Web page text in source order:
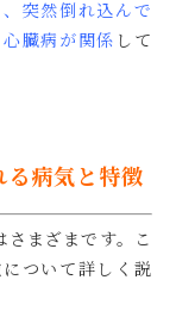
突然倒れ込んで
臓病が関係 して
病気と特徴
まざまです。こ
ついて詳しく説